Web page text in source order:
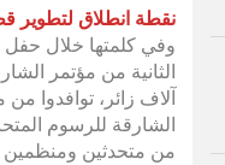
نقطة انطلاق لتطوير
وفي كلمتها خلال حفل
آلاف زائر، توافدوا
الشارقة للرسوم
من متحدثين ومنظمين